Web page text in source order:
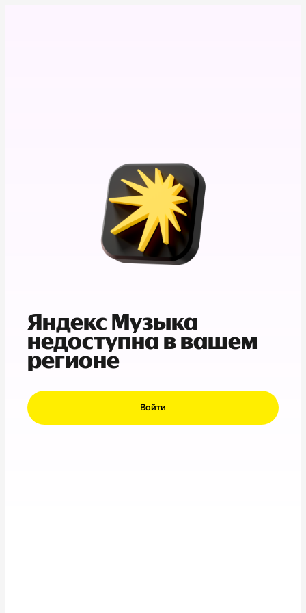
Яндекс Музыка
недоступна в вашем
регионе
Войти